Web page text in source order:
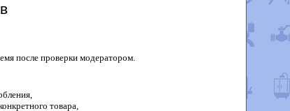
после проверки модератором.
товара,